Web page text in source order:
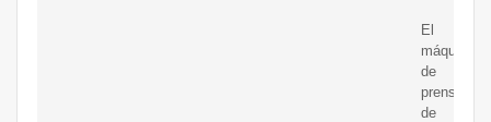
El
máquina
de
prensa
de